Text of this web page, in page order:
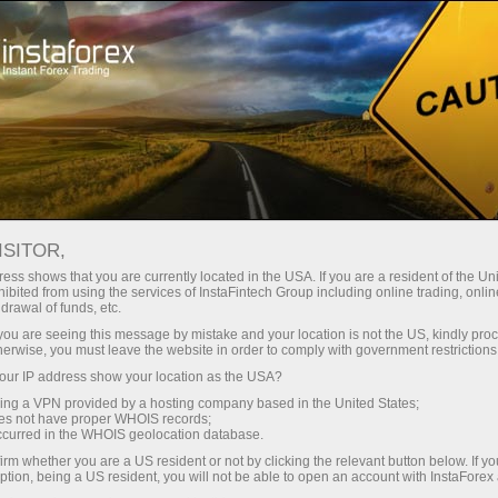
انسٹا فاریکس کے ساتھ، آپ
حاصل کرتے ہیں: 1:5000 تک کا فائدہ،
مارکیٹ میں کچھ بہترین اسپریڈز اور
کمیشنز، اور ٹریڈنگ اسٹاک اور انڈیکس
کے لیے فائدہ مند حالات۔
مختصر
30% بونس
ہر ڈیپازٹ پر
رفتار
تجارت اور ہائی ویز پر
shows that you are currently located in the USA. If you are a resident of the
from using the services of InstaFintech Group including online trading,
of funds, etc.
are seeing this message by mistake and your location is not the US, kindly
you must leave the website in order to comply with government
IP address show your location as the USA?
a VPN provided by a hosting company based in the United States;
not have proper WHOIS records;
in the WHOIS geolocation database.
whether you are a US resident or not by clicking the relevant button below. If
being a US resident, you will not be able to open an account with InstaForex